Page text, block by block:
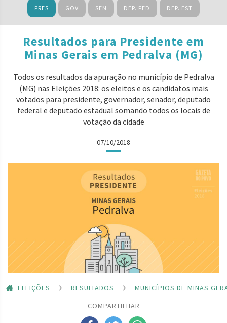
PRES GOV SEN DEP. FED DEP. EST
Resultados para Presidente em
Minas Gerais em Pedralva (MG)
Todos os resultados da apuração no município de Pedralva
(MG) nas Eleições 2018: os eleitos e os candidatos mais
votados para presidente, governador, senador, deputado
federal e deputado estadual somando todos os locais de
votação da cidade
07/10/2018
ELEIÇÕES RESULTADOS
MUNICÍPIOS DE MINAS
COMPARTILHAR